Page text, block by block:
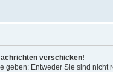
verschicken!
geben: Entweder Sie sind nicht